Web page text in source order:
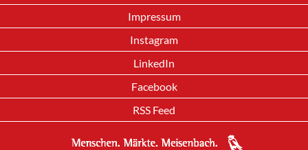
Impressum
Instagram
LinkedIn
Facebook
RSS Feed